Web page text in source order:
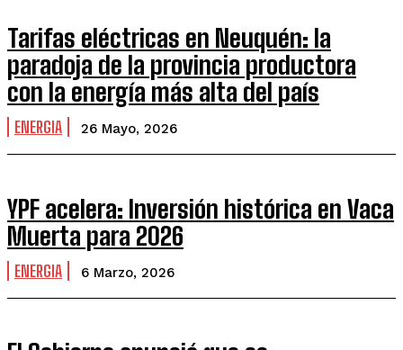
Tarifas eléctricas en Neuquén: la
paradoja de la provincia productora
con la energía más alta del país
ENERGIA 26 Mayo, 2026
YPF acelera: Inversión histórica en Vaca
Muerta para 2026
ENERGIA 6 Marzo, 2026